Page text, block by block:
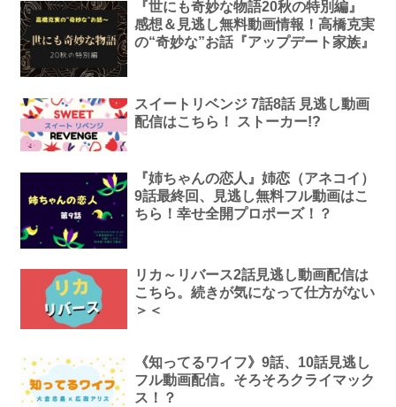
『世にも奇妙な物語20秋の特別編』
感想＆見逃し無料動画情報！高橋克実
の“奇妙な”お話『アップデート家族』
スイートリベンジ 7話8話 見逃し動画
配信はこちら！ ストーカー!?
『姉ちゃんの恋人』姉恋（アネコイ）
9話最終回、見逃し無料フル動画はこ
ちら！幸せ全開プロポーズ！？
リカ～リバース2話見逃し動画配信は
こちら。続きが気になって仕方がない
＞＜
《知ってるワイフ》9話、10話見逃し
フル動画配信。そろそろクライマック
ス！？